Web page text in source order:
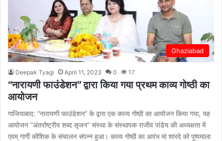
Ghaziabad
Deepak Tyagi April 11, 2023 0 17
“नारायणी फाउंडेशन” द्वारा किया गया प्रथम काव्य गोष्ठी का
आयोजन
गाजियाबाद: “नारायणी फाउंडेशन” के द्वारा एक काव्य गोष्ठी का आयोजन किया गया, यह
आयोजन “अंतर्राष्ट्रीय शब्द सृजन” संस्था के संस्थापक राजीव पांडेय की अध्यक्षता में
एवम् गार्गी कौशिक के संचालन संपन्न हुआ। काव्य गोष्ठी का आरंभ मां शारदे को पुष्पमाला